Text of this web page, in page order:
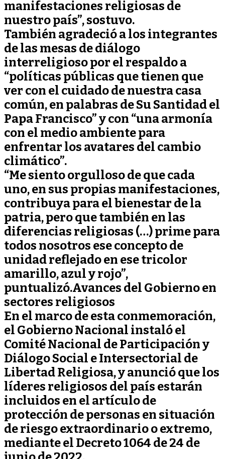
manifestaciones religiosas de
nuestro país”, sostuvo.
También agradeció a los integrantes
de las mesas de diálogo
interreligioso por el respaldo a
“políticas públicas que tienen que
ver con el cuidado de nuestra casa
común, en palabras de Su Santidad el
Papa Francisco” y con “una armonía
con el medio ambiente para
enfrentar los avatares del cambio
climático”.
“Me siento orgulloso de que cada
uno, en sus propias manifestaciones,
contribuya para el bienestar de la
patria, pero que también en las
diferencias religiosas (…) prime para
todos nosotros ese concepto de
unidad reflejado en ese tricolor
amarillo, azul y rojo”,
puntualizó.Avances del Gobierno en
sectores religiosos
En el marco de esta conmemoración,
el Gobierno Nacional instaló el
Comité Nacional de Participación y
Diálogo Social e Intersectorial de
Libertad Religiosa, y anunció que los
líderes religiosos del país estarán
incluidos en el artículo de
protección de personas en situación
de riesgo extraordinario o extremo,
mediante el Decreto 1064 de 24 de